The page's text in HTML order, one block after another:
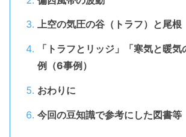
上空の気圧の谷（トラフ）と尾根
「トラフとリッジ」「寒気と暖
例（6事例）
おわりに
今回の豆知識で参考にした図書等